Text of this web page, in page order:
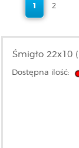
1 2
Śmigło 22x10
Dostępna ilość: